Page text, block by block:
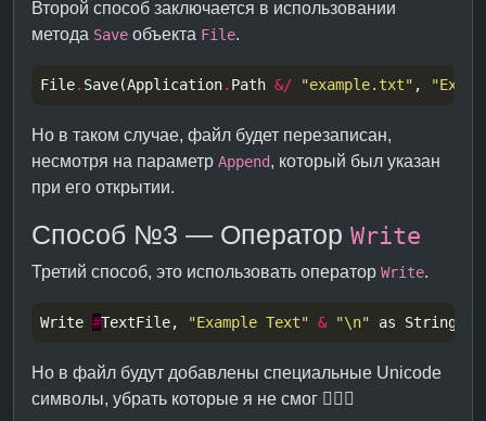
Второй способ заключается в использовании
метода Save объекта File.
File. Save(Application. Path &/ "example.txt" ,
Но в таком случае, файл будет перезаписан,
несмотря на параметр Append, который был указан
при его открытии.
Способ №3 — Оператор Write
Третий способ, это использовать оператор Write.
Write #TextFile, "Example Text" & "\n"
Но в файл будут добавлены специальные Unicode
символы, убрать которые я не смог 🤷🏻‍♀️